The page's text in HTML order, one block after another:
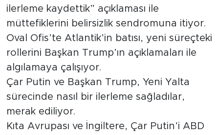
ilerleme kaydettik” açıklaması ile
müttefiklerini belirsizlik sendromuna itiyor.
Oval Ofis’te Atlantik’in batısı, yeni süreçteki
rollerini Başkan Trump’ın açıklamaları ile
algılamaya çalışıyor.
Çar Putin ve Başkan Trump, Yeni Yalta
sürecinde nasıl bir ilerleme sağladılar,
merak ediliyor.
Kıta Avrupası ve İngiltere, Çar Putin’i ABD